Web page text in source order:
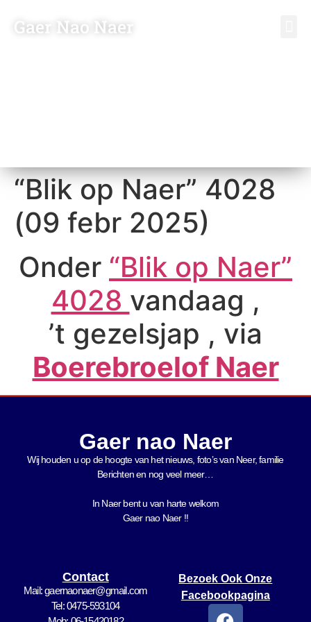
Gaer Nao Naer
“Blik op Naer” 4028
(09 febr 2025)
Onder “Blik op Naer”
4028 vandaag ,
’t gezelsjap , via
Boerebroelof Naer
Gaer nao Naer
Wij houden u op de hoogte van het nieuws, foto’s van Neer, familie
Berichten en nog veel meer…
In Naer bent u van harte welkom
Gaer nao Naer !!
Contact
Mail: gaernaonaer@gmail.com
Tel: 0475-593104
Bezoek Ook Onze
Facebookpagina